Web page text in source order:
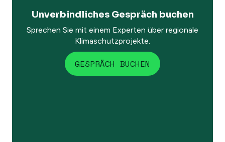
Unverbindliches Gespräch buchen
Sprechen Sie mit einem Experten über regionale
Klimaschutzprojekte.
GESPRÄCH BUCHEN